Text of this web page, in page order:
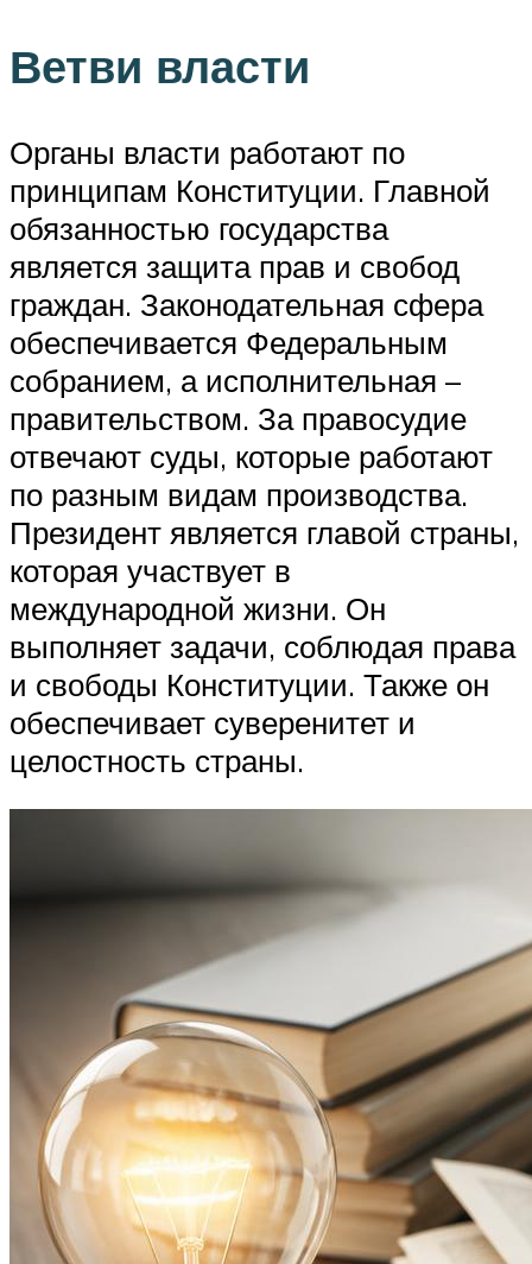
Ветви власти
Органы власти работают по
принципам Конституции. Главной
обязанностью государства
является защита прав и свобод
граждан. Законодательная сфера
обеспечивается Федеральным
собранием, а исполнительная –
правительством. За правосудие
отвечают суды, которые работают
по разным видам производства.
Президент является главой страны,
которая участвует в
международной жизни. Он
выполняет задачи, соблюдая права
и свободы Конституции. Также он
обеспечивает суверенитет и
целостность страны.